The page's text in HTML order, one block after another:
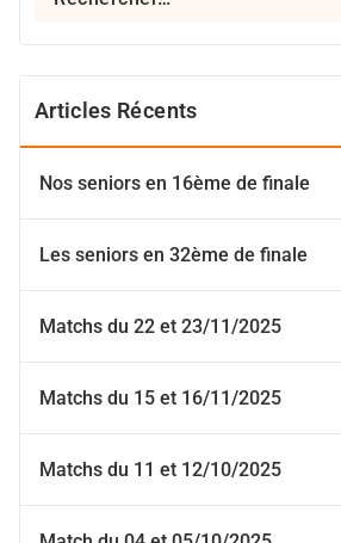
Articles Récents
Nos seniors en 16ème de finale
Les seniors en 32ème de finale
Matchs du 22 et 23/11/2025
Matchs du 15 et 16/11/2025
Matchs du 11 et 12/10/2025